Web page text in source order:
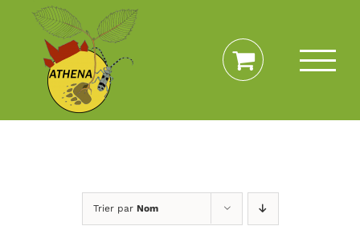
Passer
contenu
Trier par Nom